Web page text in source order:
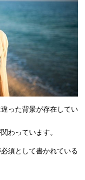
った背景が存在してい
わっています。
須として書かれている